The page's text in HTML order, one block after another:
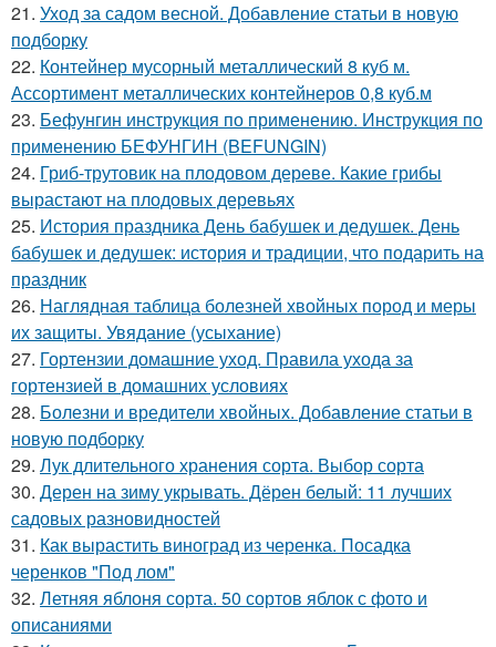
21. Уход за садом весной. Добавление статьи в новую
подборку
22. Контейнер мусорный металлический 8 куб м.
Ассортимент металлических контейнеров 0,8 куб.м
23. Бефунгин инструкция по применению. Инструкция по
применению БЕФУНГИН (BEFUNGIN)
24. Гриб-трутовик на плодовом дереве. Какие грибы
вырастают на плодовых деревьях
25. История праздника День бабушек и дедушек. День
бабушек и дедушек: история и традиции, что подарить на
праздник
26. Наглядная таблица болезней хвойных пород и меры
их защиты. Увядание (усыхание)
27. Гортензии домашние уход. Правила ухода за
гортензией в домашних условиях
28. Болезни и вредители хвойных. Добавление статьи в
новую подборку
29. Лук длительного хранения сорта. Выбор сорта
30. Дерен на зиму укрывать. Дёрен белый: 11 лучших
садовых разновидностей
31. Как вырастить виноград из черенка. Посадка
черенков "Под лом"
32. Летняя яблоня сорта. 50 сортов яблок с фото и
описаниями